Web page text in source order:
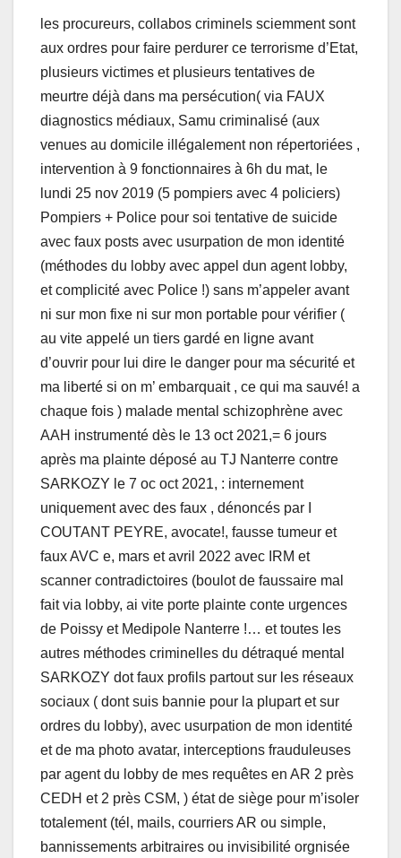
les procureurs, collabos criminels sciemment sont
aux ordres pour faire perdurer ce terrorisme d’Etat,
plusieurs victimes et plusieurs tentatives de
meurtre déjà dans ma persécution( via FAUX
diagnostics médiaux, Samu criminalisé (aux
venues au domicile illégalement non répertoriées ,
intervention à 9 fonctionnaires à 6h du mat, le
lundi 25 nov 2019 (5 pompiers avec 4 policiers)
Pompiers + Police pour soi tentative de suicide
avec faux posts avec usurpation de mon identité
(méthodes du lobby avec appel dun agent lobby,
et complicité avec Police !) sans m’appeler avant
ni sur mon fixe ni sur mon portable pour vérifier (
au vite appelé un tiers gardé en ligne avant
d’ouvrir pour lui dire le danger pour ma sécurité et
ma liberté si on m’ embarquait , ce qui ma sauvé! a
chaque fois ) malade mental schizophrène avec
AAH instrumenté dès le 13 oct 2021,= 6 jours
après ma plainte déposé au TJ Nanterre contre
SARKOZY le 7 oc oct 2021, : internement
uniquement avec des faux , dénoncés par I
COUTANT PEYRE, avocate!, fausse tumeur et
faux AVC e, mars et avril 2022 avec IRM et
scanner contradictoires (boulot de faussaire mal
fait via lobby, ai vite porte plainte conte urgences
de Poissy et Medipole Nanterre !… et toutes les
autres méthodes criminelles du détraqué mental
SARKOZY dot faux profils partout sur les réseaux
sociaux ( dont suis bannie pour la plupart et sur
ordres du lobby), avec usurpation de mon identité
et de ma photo avatar, interceptions frauduleuses
par agent du lobby de mes requêtes en AR 2 près
CEDH et 2 près CSM, ) état de siège pour m’isoler
totalement (tél, mails, courriers AR ou simple,
bannissements arbitraires ou invisibilité orgnisée